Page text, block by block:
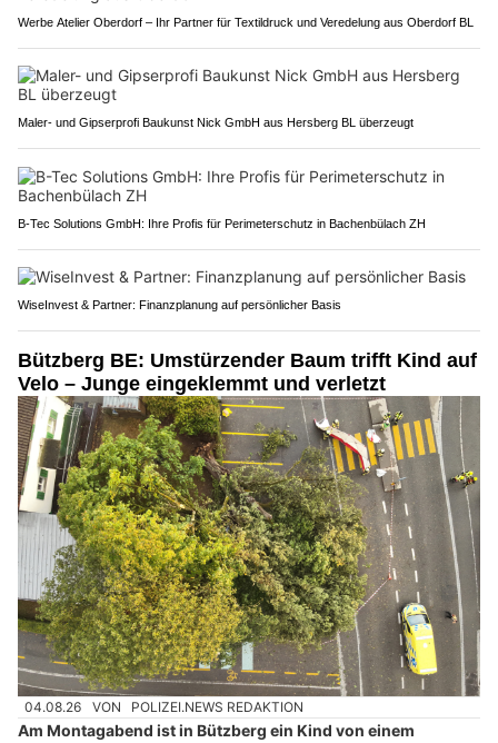
Werbe Atelier Oberdorf – Ihr Partner für Textildruck und Veredelung aus Oberdorf BL
Maler- und Gipserprofi Baukunst Nick GmbH aus Hersberg BL überzeugt
B-Tec Solutions GmbH: Ihre Profis für Perimeterschutz in Bachenbülach ZH
WiseInvest & Partner: Finanzplanung auf persönlicher Basis
Bützberg BE: Umstürzender Baum trifft Kind auf
Velo – Junge eingeklemmt und verletzt
04.08.26 VON POLIZEI.NEWS REDAKTION
Am Montagabend ist in Bützberg ein Kind von einem